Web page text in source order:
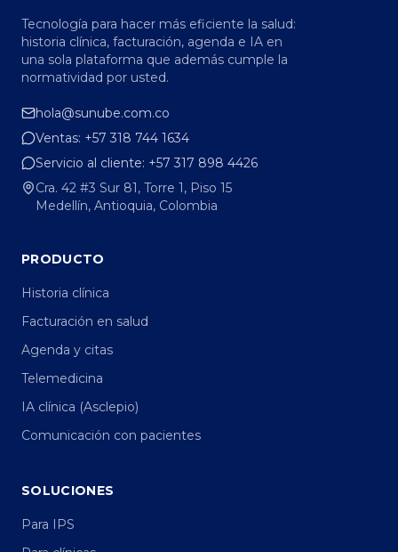
Tecnología para hacer más eficiente la salud:
historia clínica, facturación, agenda e IA en
una sola plataforma que además cumple la
normatividad por usted.
hola@sunube.com.co
Ventas: +57 318 744 1634
Servicio al cliente: +57 317 898 4426
Cra. 42 #3 Sur 81, Torre 1, Piso 15
Medellín, Antioquia, Colombia
PRODUCTO
Historia clínica
Facturación en salud
Agenda y citas
Telemedicina
IA clínica (Asclepio)
Comunicación con pacientes
SOLUCIONES
Para IPS